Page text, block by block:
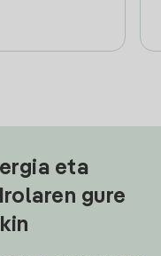
eta
gure